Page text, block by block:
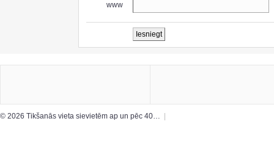
www
© 2026 Tikšanās vieta sievietēm ap un pēc 40…